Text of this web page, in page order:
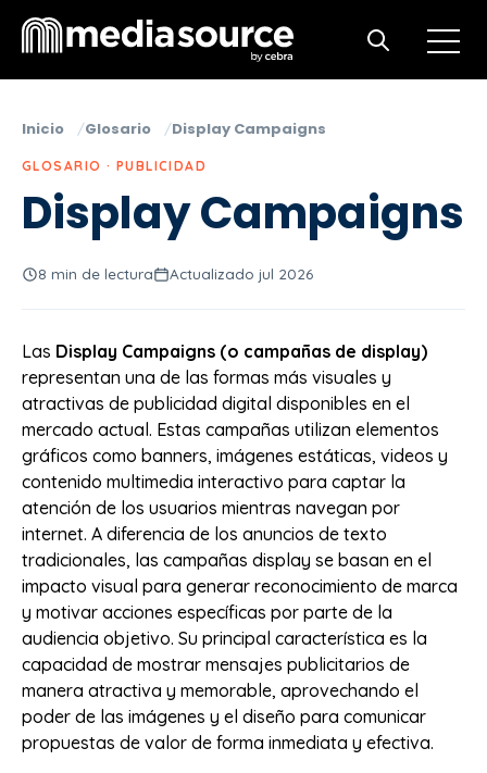
Open
Open search
Inicio Glosario Display Campaigns
GLOSARIO · PUBLICIDAD
Display Campaigns
8 min de lectura Actualizado jul 2026
Las Display Campaigns (o campañas de display)
representan una de las formas más visuales y
atractivas de publicidad digital disponibles en el
mercado actual. Estas campañas utilizan elementos
gráficos como banners, imágenes estáticas, videos y
contenido multimedia interactivo para captar la
atención de los usuarios mientras navegan por
internet. A diferencia de los anuncios de texto
tradicionales, las campañas display se basan en el
impacto visual para generar reconocimiento de marca
y motivar acciones específicas por parte de la
audiencia objetivo. Su principal característica es la
capacidad de mostrar mensajes publicitarios de
manera atractiva y memorable, aprovechando el
poder de las imágenes y el diseño para comunicar
propuestas de valor de forma inmediata y efectiva.